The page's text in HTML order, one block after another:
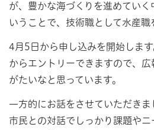
が、豊かな海づくりを進めていく
いうことで、技術職として水産職
4月5日から申し込みを開始しま
からエントリーできますので、広
がたいなと思っています。
一方的にお話をさせていただき
市民との対話でしっかり課題やニ